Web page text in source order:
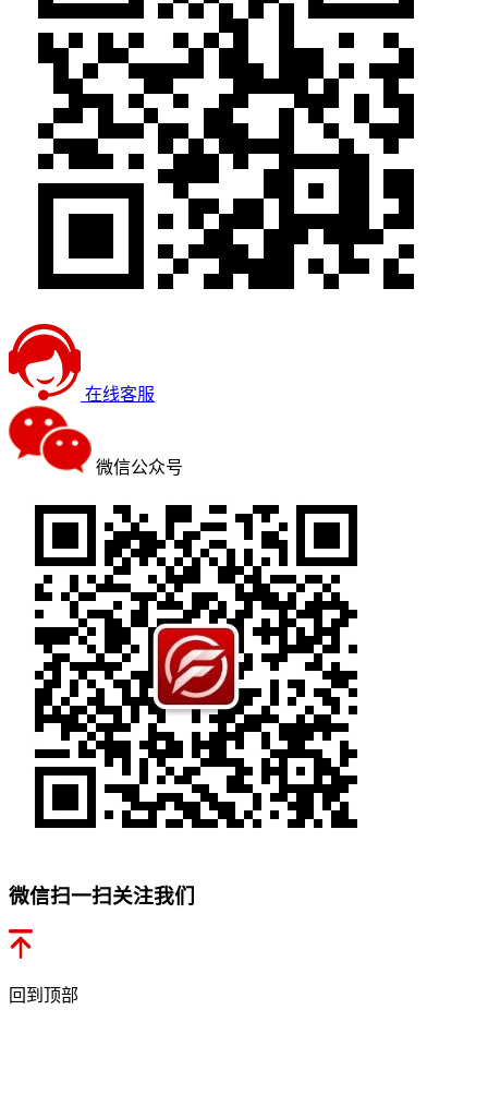
在线客服
微信公众号
微信扫一扫关注我们
回到顶部